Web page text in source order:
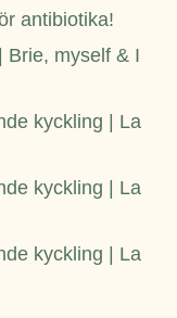
antibiotika!
Brie, myself & I
kyckling | La
kyckling | La
kyckling | La